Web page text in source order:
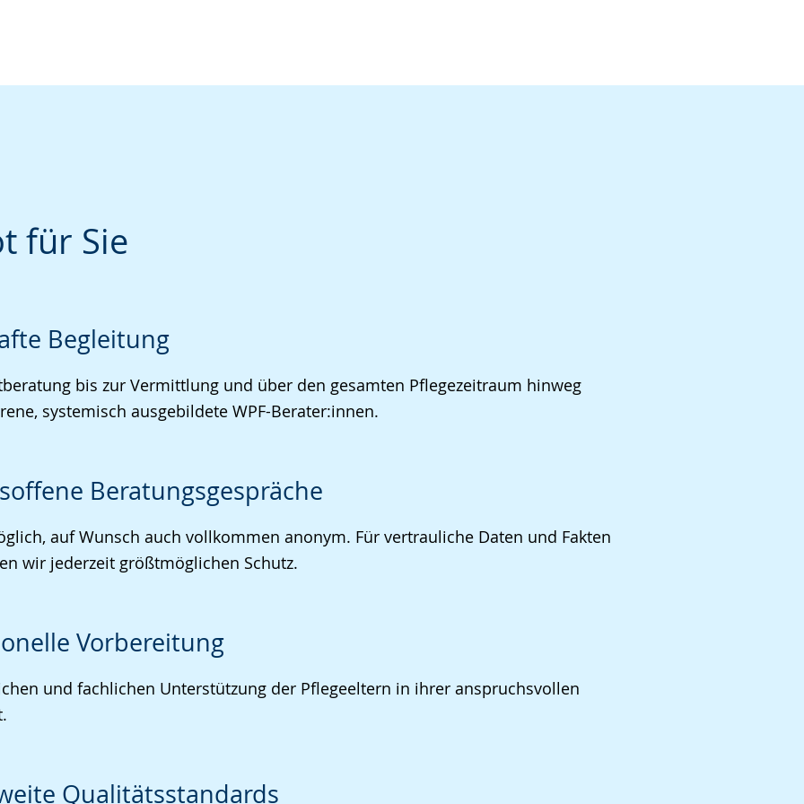
für Sie
Begleitung
bis zur Vermittlung und über den gesamten Pflegezeitraum hinweg
systemisch ausgebildete WPF-Berater:innen.
Beratungsgespräche
auf Wunsch auch vollkommen anonym. Für vertrauliche Daten und Fakten
wir jederzeit größtmöglichen Schutz.
Vorbereitung
und fachlichen Unterstützung der Pflegeeltern in ihrer anspruchsvollen
Qualitätsstandards